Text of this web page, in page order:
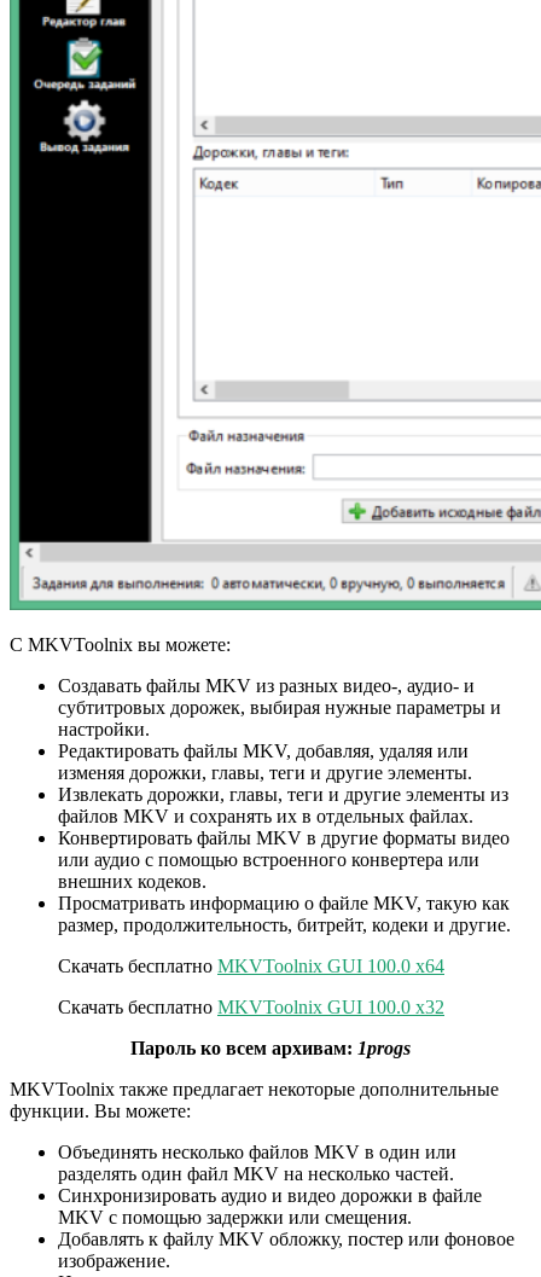
С MKVToolnix вы можете:
Создавать файлы MKV из разных видео-, аудио- и
субтитровых дорожек, выбирая нужные параметры и
настройки.
Редактировать файлы MKV, добавляя, удаляя или
изменяя дорожки, главы, теги и другие элементы.
Извлекать дорожки, главы, теги и другие элементы из
файлов MKV и сохранять их в отдельных файлах.
Конвертировать файлы MKV в другие форматы видео
или аудио с помощью встроенного конвертера или
внешних кодеков.
Просматривать информацию о файле MKV, такую как
размер, продолжительность, битрейт, кодеки и другие.
Скачать бесплатно MKVToolnix GUI 100.0 x64
Скачать бесплатно MKVToolnix GUI 100.0 x32
Пароль ко всем архивам: 1progs
MKVToolnix также предлагает некоторые дополнительные
функции. Вы можете:
Объединять несколько файлов MKV в один или
разделять один файл MKV на несколько частей.
Синхронизировать аудио и видео дорожки в файле
MKV с помощью задержки или смещения.
Добавлять к файлу MKV обложку, постер или фоновое
изображение.